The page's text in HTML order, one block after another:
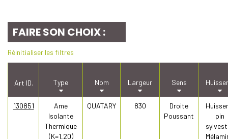
FAIRE SON CHOIX :
Réinitialiser les filtres
Art ID. Type Nom Largeur Sens
130851
Ame
Isolante
Thermique
(K=1,20)
QUATARY 830
Droite
Poussant
pin